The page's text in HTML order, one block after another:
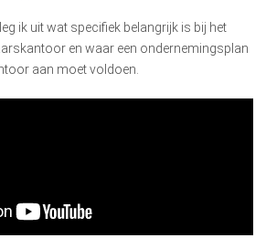
ik uit wat specifiek belangrijk is bij het
en waar een ondernemingsplan
aan moet voldoen.